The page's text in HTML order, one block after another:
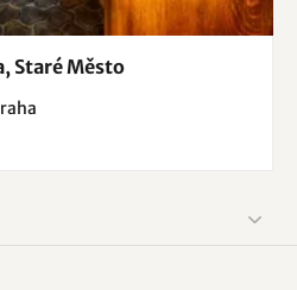
Staré Město